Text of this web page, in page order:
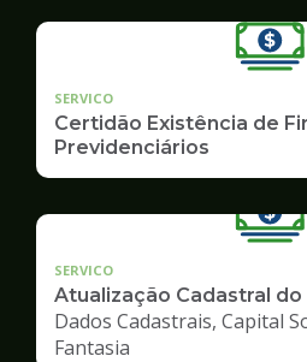
SERVICO
Certidão Existência de
Previdenciários
SERVICO
Atualização Cadastral
Dados Cadastrais, Capital
Fantasia